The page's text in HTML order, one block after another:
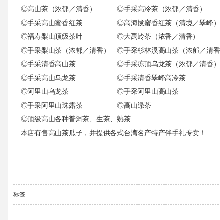
◎高山茶（浓郁／清香） ◎手采高冷茶（浓郁／清香）
◎手采高山蜜香红茶 ◎高海拔蜜香红茶（清境／翠峰）
◎福寿梨山顶级茶叶 ◎大禹岭茶（浓香／清香）
◎手采梨山茶（浓郁／清香） ◎手采杉林溪高山茶（浓郁／清
◎手采清香高山茶 ◎手采冻顶乌龙茶（浓郁／清香）
◎手采高山乌龙茶 ◎手采清香翠峰高冷茶
◎阿里山乌龙茶 ◎手采阿里山高山茶
◎手采阿里山珠露茶 ◎高山绿茶
◎顶级高山各种普洱茶、生茶、熟茶
本店有售高山茶瓜子，并提供各式台湾名产特产伴手礼专卖！
标签：